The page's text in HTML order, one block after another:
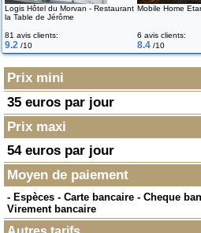
Logis Hôtel du Morvan - Restaurant
la Table de Jérôme
Mobile Home
81 avis clients:
9.2 /10
6 avis clients:
8.4 /10
Prix mini
35 euros par jour
Prix maxi
54 euros par jour
Moyen de paiement
- Espèces - Carte bancaire - Cheque
Virement bancaire